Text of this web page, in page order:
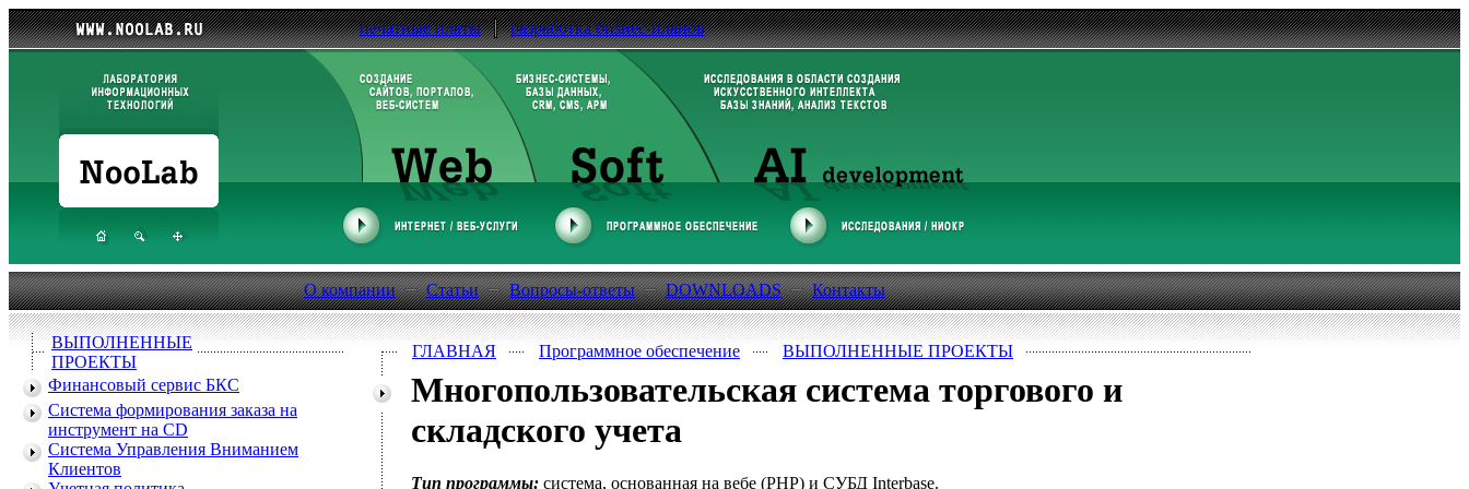
печатные платы разработка бизнес-планов
О компании Статьи Вопросы-ответы DOWNLOADS Контакты
ВЫПОЛНЕННЫЕ
ПРОЕКТЫ
Финансовый сервис БКС
Система формирования заказа на
инструмент на CD
Система Управления Вниманием
Клиентов
ГЛАВНАЯ Программное обеспечение ВЫПОЛНЕННЫЕ ПРОЕКТЫ
Многопользовательская система торгового и
складского учета
Тип программы: система, основанная на вебе (PHP) и СУБД Interbase.